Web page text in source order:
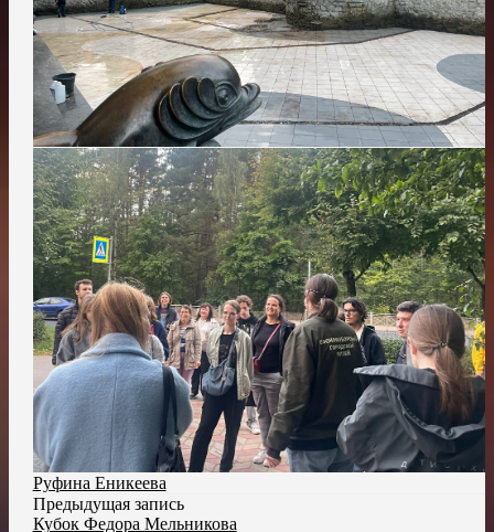
Руфина Еникеева
Предыдущая запись
Кубок Федора Мельникова